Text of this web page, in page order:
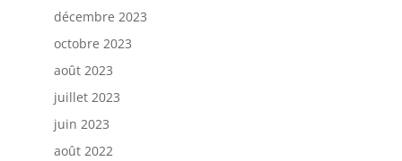
décembre 2023
octobre 2023
août 2023
juillet 2023
juin 2023
août 2022